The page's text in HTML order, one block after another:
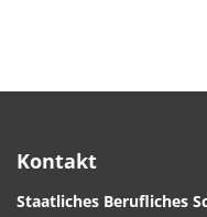
Kontakt
Staatliches Berufliches